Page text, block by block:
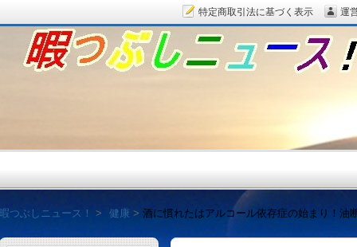
暇つぶしニュース！ 健康 酒に慣れたはアルコール依存症の始まり！油
暇つぶしニュース！
特定商取引法に基づく表示 運